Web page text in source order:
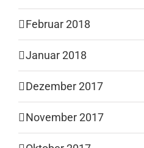
Februar 2018
Januar 2018
Dezember 2017
November 2017